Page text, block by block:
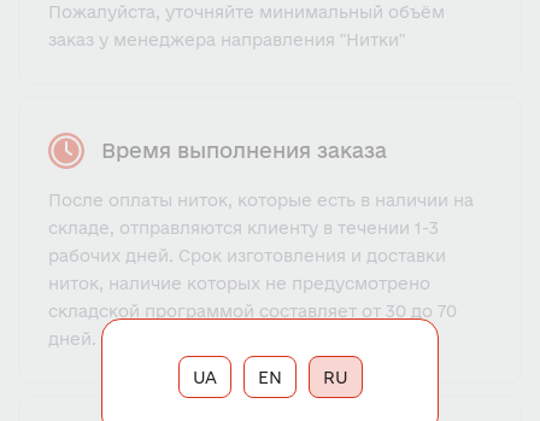
Пожалуйста, уточняйте минимальный объём
заказ у менеджера направления "Нитки"
Время выполнения заказа
После оплаты ниток, которые есть в наличии на
складе, отправляются клиенту в течении 1-3
рабочих дней. Срок изготовления и доставки
ниток, наличие которых не предусмотрено
складской программой составляет от 30 до 70
дней.
RU
UA EN